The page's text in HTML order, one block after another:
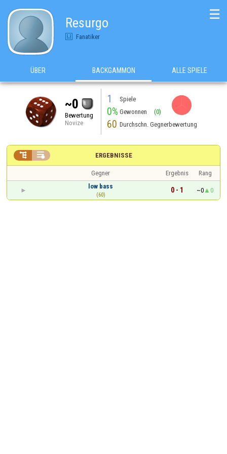
Resurgo
Fanatiker
☰
ÜBER BACKGAMMON ALLE SPIELE
~0
Bewertung
Novize
1 Spiele
0% Gewonnen (0)
60 Durchschn. Gegnerbewertung
ERGEBNISSE
 
Gegner Ergebnis
Rang
low bass
(60)
0 - 1 ~0 0